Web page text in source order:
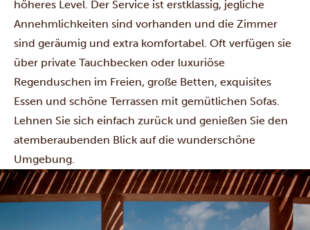
höheres Level. Der Service ist erstklassig, jegliche
Annehmlichkeiten sind vorhanden und die Zimmer
sind geräumig und extra komfortabel. Oft verfügen sie
über private Tauchbecken oder luxuriöse
Regenduschen im Freien, große Betten, exquisites
Essen und schöne Terrassen mit gemütlichen Sofas.
Lehnen Sie sich einfach zurück und genießen Sie den
atemberaubenden Blick auf die wunderschöne
Umgebung.